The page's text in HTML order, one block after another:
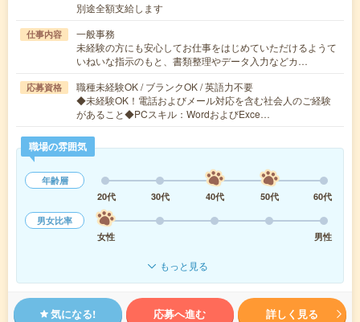
別途全額支給します
仕事内容
一般事務
未経験の方にも安心してお仕事をはじめていただけるようて
いねいな指示のもと、書類整理やデータ入力などカ…
応募資格
職種未経験OK / ブランクOK / 英語力不要
◆未経験OK！電話およびメール対応を含む社会人のご経験
があること◆PCスキル：WordおよびExce…
職場の雰囲気
年齢層
20代
30代 40代 50代
60代
男女比率
女性
男性
もっと見る
気になる! 応募へ進む 詳しく見る